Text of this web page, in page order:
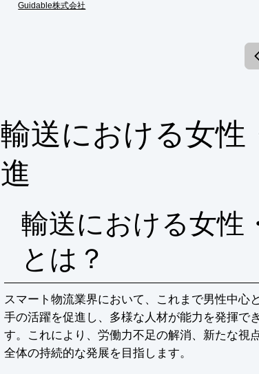
Guidable株式会社
輸送における女性
進
輸送における女性
とは？
スマート物流業界において、これまで男性中心
手の活躍を促進し、多様な人材が能力を発揮で
す。これにより、労働力不足の解消、新たな視
全体の持続的な発展を目指します。